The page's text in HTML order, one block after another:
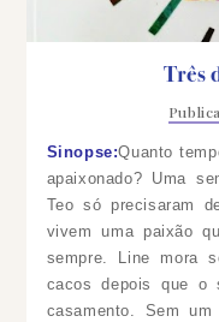
Três
Sinopse:Quanto
apaixonado? Uma
Teo só precisaram
vivem uma paixão
sempre. Line mora
cacos depois que o
casamento. Sem